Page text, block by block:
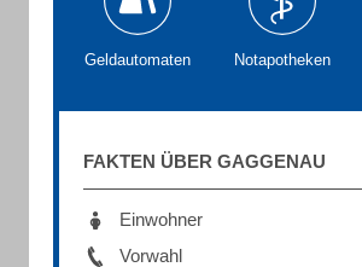
Geldautomaten Notapotheken
FAKTEN ÜBER GAGGENAU
Einwohner
Vorwahl